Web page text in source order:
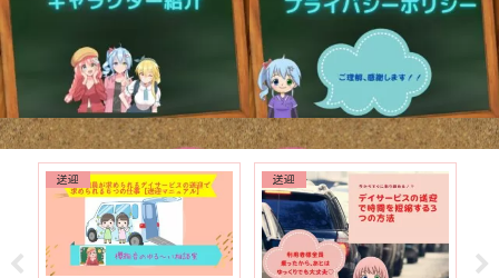
送迎 送迎